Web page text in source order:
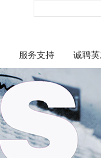
服务支持 诚聘